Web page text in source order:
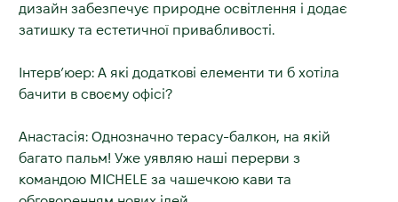
дизайн забезпечує природне освітлення і додає
затишку та естетичної привабливості.
Інтерв’юер: А які додаткові елементи ти б хотіла
бачити в своєму офісі?
Анастасія: Однозначно терасу-балкон, на якій
багато пальм! Уже уявляю наші перерви з
командою MICHELE за чашечкою кави та